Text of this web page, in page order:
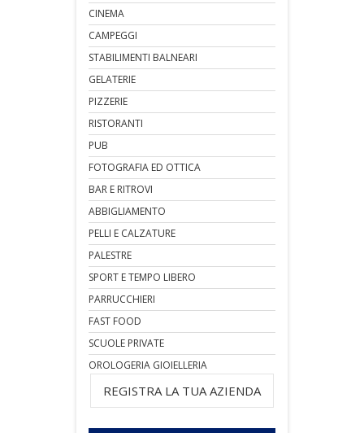
CINEMA
CAMPEGGI
STABILIMENTI BALNEARI
GELATERIE
PIZZERIE
RISTORANTI
PUB
FOTOGRAFIA ED OTTICA
BAR E RITROVI
ABBIGLIAMENTO
PELLI E CALZATURE
PALESTRE
SPORT E TEMPO LIBERO
PARRUCCHIERI
FAST FOOD
SCUOLE PRIVATE
OROLOGERIA GIOIELLERIA
REGISTRA LA TUA AZIENDA